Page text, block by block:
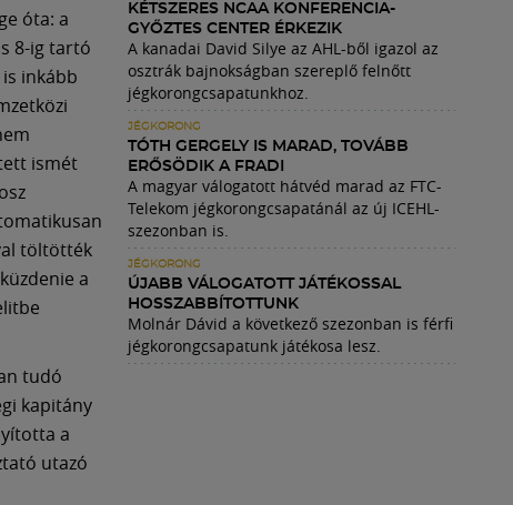
óta: a
8-ig tartó
inkább
ismét
töltötték
a
tudó
kapitány
a
utazó
KÉTSZERES NCAA KONFERENCIA-
GYŐZTES CENTER ÉRKEZIK
A kanadai David Silye az AHL-ből igazol az
osztrák bajnokságban szereplő felnőtt
jégkorongcsapatunkhoz.
JÉGKORONG
TÓTH GERGELY IS MARAD, TOVÁBB
ERŐSÖDIK A FRADI
A magyar válogatott hátvéd marad az FTC-
Telekom jégkorongcsapatánál az új ICEHL-
szezonban is.
JÉGKORONG
ÚJABB VÁLOGATOTT JÁTÉKOSSAL
HOSSZABBÍTOTTUNK
Molnár Dávid a következő szezonban is férfi
jégkorongcsapatunk játékosa lesz.